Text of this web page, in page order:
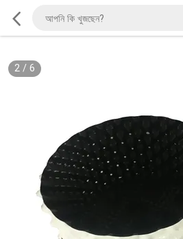
2/ 6